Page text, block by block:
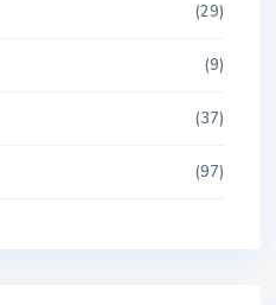
(29)
(9)
(37)
(97)